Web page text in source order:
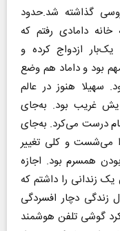
گذاشته شد.حدود
دامادی رفتم که
ازدواج کرده و
بود و داماد هم وضع
سهیلا هنوز در عالم
غریب بود. به‌جای
درست می‌کرد. به‌جای
می‌شست و کلی تغییر
همسرم بود. اجازه
زندانی را داشتم که
دچار افسردگی
گوشی تلفن هوشمند